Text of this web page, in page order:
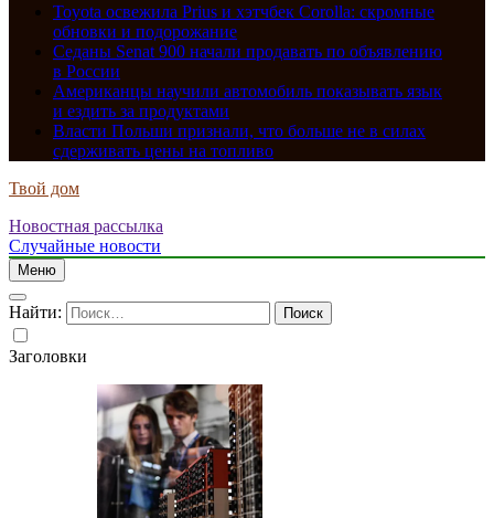
Toyota освежила Prius и хэтчбек Corolla: скромные
обновки и подорожание
Седаны Senat 900 начали продавать по объявлению
в России
Американцы научили автомобиль показывать язык
и ездить за продуктами
Власти Польши признали, что больше не в силах
сдерживать цены на топливо
Твой дом
Новостная рассылка
Случайные новости
Меню
Найти:
Заголовки